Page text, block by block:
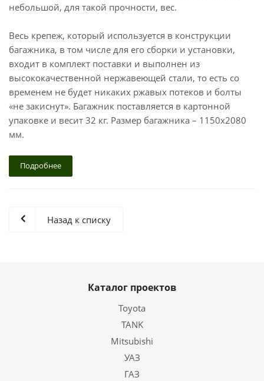
небольшой, для такой прочности, вес.
Весь крепеж, который используется в конструкции
багажника, в том числе для его сборки и установки,
входит в комплект поставки и выполнен из
высококачественной нержавеющей стали, то есть со
временем не будет никаких ржавых потеков и болты
«не закиснут». Багажник поставляется в картонной
упаковке и весит 32 кг. Размер багажника – 1150х2080
мм.
Подробнее
Назад к списку
Каталог проектов
Toyota
TANK
Mitsubishi
УАЗ
ГАЗ